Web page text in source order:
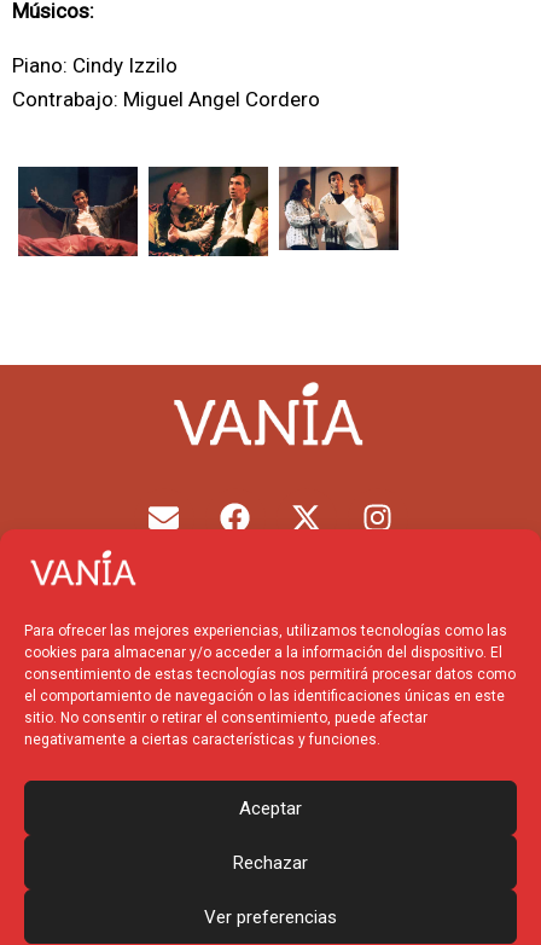
Para ofrecer las mejores experiencias, utilizamos tecnologías como las
cookies para almacenar y/o acceder a la información del dispositivo. El
consentimiento de estas tecnologías nos permitirá procesar datos como
el comportamiento de navegación o las identificaciones únicas en este
sitio. No consentir o retirar el consentimiento, puede afectar
negativamente a ciertas características y funciones.
Aceptar
Rechazar
Ver preferencias
Músicos:
Piano: Cindy Izzilo
Contrabajo: Miguel Angel Cordero
E
n
l
o
p
e
F
a
b
o
o
k
X
-
i
t
t
e
r
I
n
a
g
r
a
m
Unión Europea – NextGenerationEU